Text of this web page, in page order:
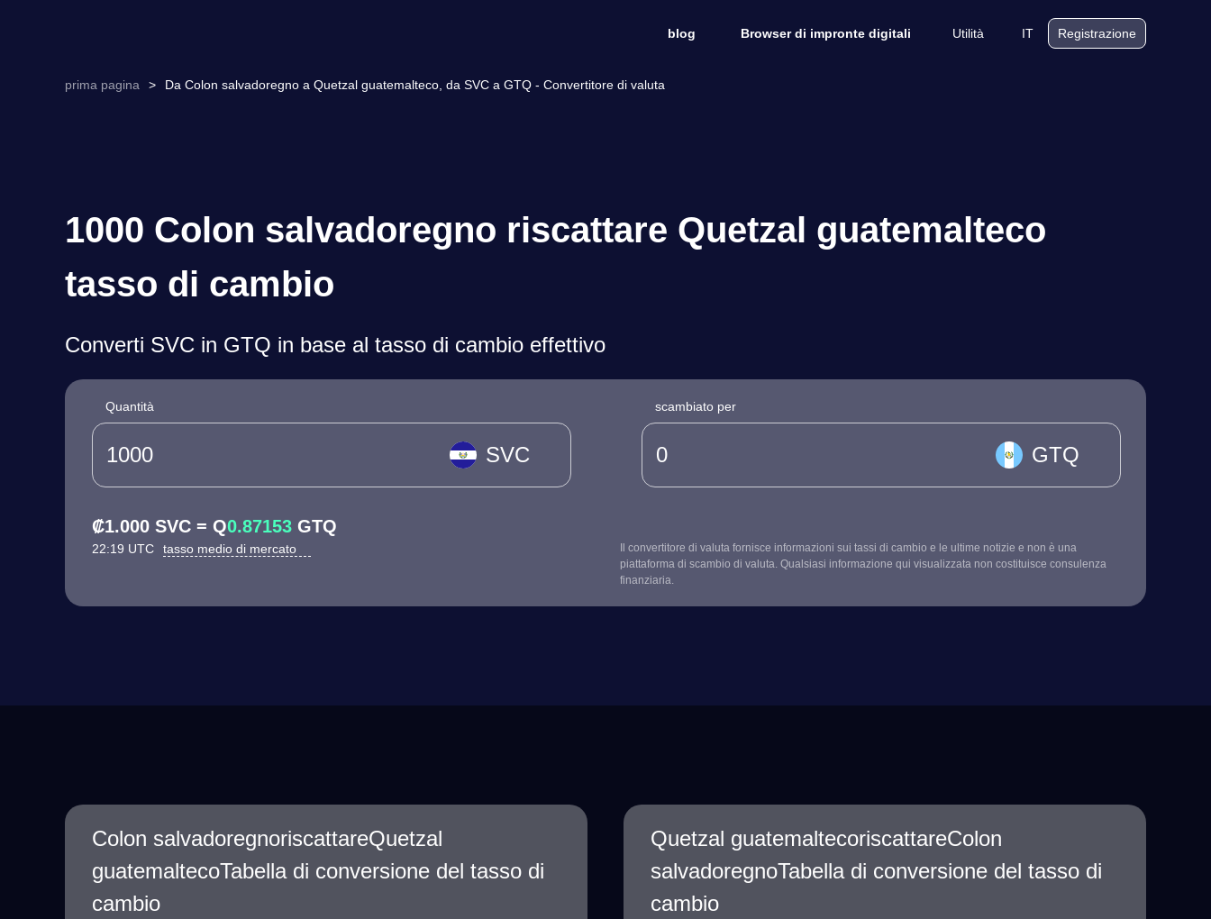
blog Browser di impronte digitali Utilità IT Registrazione
prima pagina > Da Colon salvadoregno a Quetzal guatemalteco, da SVC a GTQ - Convertitore di valuta
1000 Colon salvadoregno riscattare Quetzal guatemalteco
tasso di cambio
Converti SVC in GTQ in base al tasso di cambio effettivo
Quantità
SVC
scambiato per
GTQ
₡1.000 SVC = Q0.87153 GTQ
22:19 UTC tasso medio di mercato
Il convertitore di valuta fornisce informazioni sui tassi di cambio e le ultime notizie e non è una
piattaforma di scambio di valuta. Qualsiasi informazione qui visualizzata non costituisce consulenza
finanziaria.
Colon salvadoregnoriscattareQuetzal
guatemaltecoTabella di conversione del tasso di
cambio
Quetzal guatemaltecoriscattareColon
salvadoregnoTabella di conversione del tasso di
cambio